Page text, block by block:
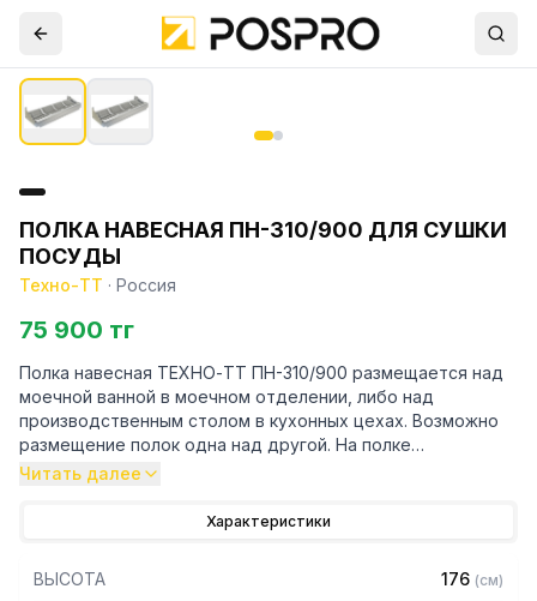
ПОЛКА НАВЕСНАЯ ПН-310/900 ДЛЯ СУШКИ
ПОСУДЫ
Техно-ТТ · Россия
75 900 тг
Полка навесная ТЕХНО-ТТ ПН-310/900 размещается над
моечной ванной в моечном отделении, либо над
производственным столом в кухонных цехах. Возможно
размещение полок одна над другой. На полке
помещается 35 тарелок. Рекомендуем крепить полку к
— Настенная
Читать далее
Характеристики
ВЫСОТА 176 (см)